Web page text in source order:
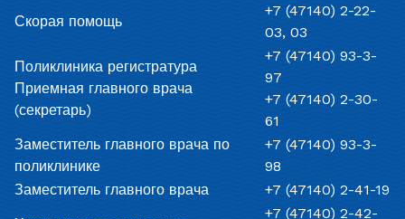
Скорая помощь
+7 (47140) 2-22-
03, 03
Поликлиника регистратура
Приемная главного врача
(секретарь)
+7 (47140) 93-3-
97
+7 (47140) 2-30-
61
Заместитель главного врача по
поликлинике
+7 (47140) 93-3-
98
Заместитель главного врача
+7 (47140) 2-41-19
+7 (47140) 2-42-